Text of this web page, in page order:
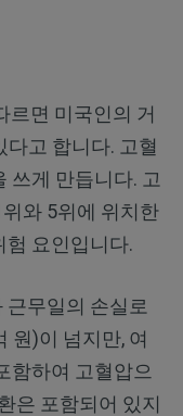
르면 미국인의 거
다고 합니다. 고혈
쓰게 만듭니다. 고
와 5위에 위치한
험 요인입니다.
무일의 손실로
원)이 넘지만, 여
함하여 고혈압으
은 포함되어 있지